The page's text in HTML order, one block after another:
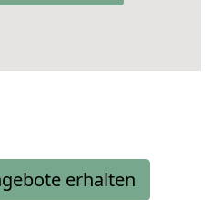
erhalten